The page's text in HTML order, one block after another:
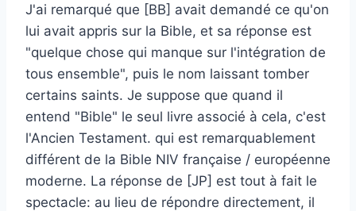
J'ai remarqué que [BB] avait demandé ce qu'on
lui avait appris sur la Bible, et sa réponse est
"quelque chose qui manque sur l'intégration de
tous ensemble", puis le nom laissant tomber
certains saints. Je suppose que quand il
entend "Bible" le seul livre associé à cela, c'est
l'Ancien Testament. qui est remarquablement
différent de la Bible NIV française / européenne
moderne. La réponse de [JP] est tout à fait le
spectacle: au lieu de répondre directement, il